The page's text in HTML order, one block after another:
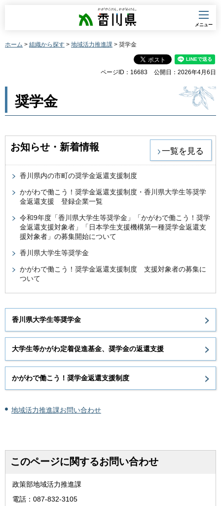
香川県
メニュー
ホーム > 組織から探す > 地域活力推進課 > 奨学金
ページID：16683 公開日：2026年4月6日
奨学金
お知らせ・新着情報 一覧を見る
香川県内の市町の奨学金返還支援制度
かがわで働こう！奨学金返還支援制度・香川県大学生等奨学
金返還支援 登録企業一覧
令和9年度「香川県大学生等奨学金」「かがわで働こう！奨学
金返還支援対象者」「日本学生支援機構第一種奨学金返還支
援対象者」の募集開始について
香川県大学生等奨学金
かがわで働こう！奨学金返還支援制度 支援対象者の募集に
ついて
香川県大学生等奨学金
大学生等かがわ定着促進基金、奨学金の返還支援
かがわで働こう！奨学金返還支援制度
地域活力推進課お問い合わせ
このページに関するお問い合わせ
政策部地域活力推進課
電話：087-832-3105